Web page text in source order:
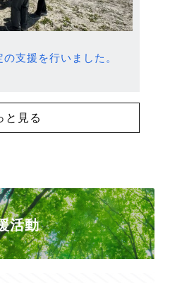
支援を行いました。
と見る
活動